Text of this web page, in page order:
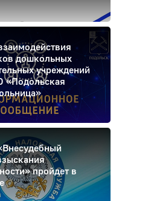
дошкольных
учреждений
«Подольская
пройдет в